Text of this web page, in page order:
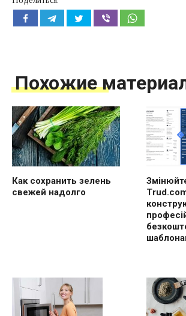
Похожие
Как сохранить зелень
свежей надолго